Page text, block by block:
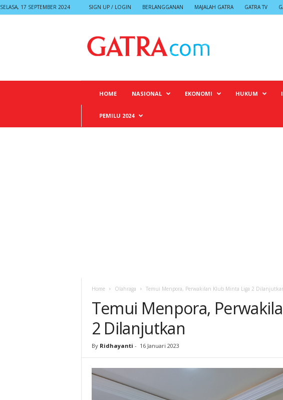
SELASA, 17 SEPTEMBER 2024 SIGN UP / LOGIN BERLANGGANAN MAJALAH GATRA GATRA TV
HOME NASIONAL EKONOMI HUKUM
PEMILU 2024
Home Olahraga Temui Menpora, Perwakilan Klub Minta Liga 2
Temui Menpora,
2 Dilanjutkan
By Ridhayanti - 16 Januari 2023